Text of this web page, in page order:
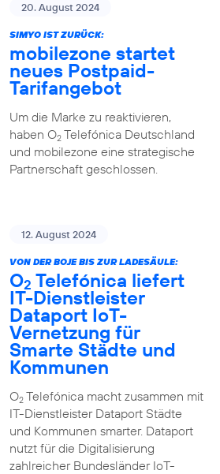
20. August 2024
SIMYO IST ZURÜCK:
mobilezone startet
neues Postpaid-
Tarifangebot
Um die Marke zu reaktivieren,
haben O2Telefónica Deutschland
und mobilezone eine strategische
Partnerschaft geschlossen.
12. August 2024
VON DER BOJE BIS ZUR LADESÄULE:
O2 Telefónica liefert
IT-Dienstleister
Dataport IoT-
Vernetzung für
Smarte Städte und
Kommunen
O2Telefónica macht zusammen mit
IT-Dienstleister Dataport Städte
und Kommunen smarter. Dataport
nutzt für die Digitalisierung
zahlreicher Bundesländer IoT-